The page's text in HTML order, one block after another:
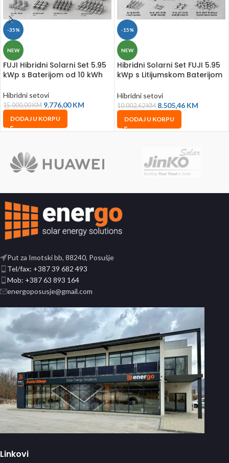
-35%
NEW
FUJI Hibridni Solarni Set 5.95
kWp s Baterijom od 10 kWh
Hibridni setovi
15.000,00KM 9.776,00KM
DODAJ U KORPU
-15%
NEW
Hibridni Solarni Set FUJI 5.95
kWp s Litijumskom Baterijom
Hibridni setovi
10.002,62KM 8.505,46 KM
DODAJ U KORPU
Put za Imotski bb, 88240, Posušje
Tel/fax: +387 39 682 493
Mob: +387 63 893 164
energoposusje@gmail.com
Linkovi